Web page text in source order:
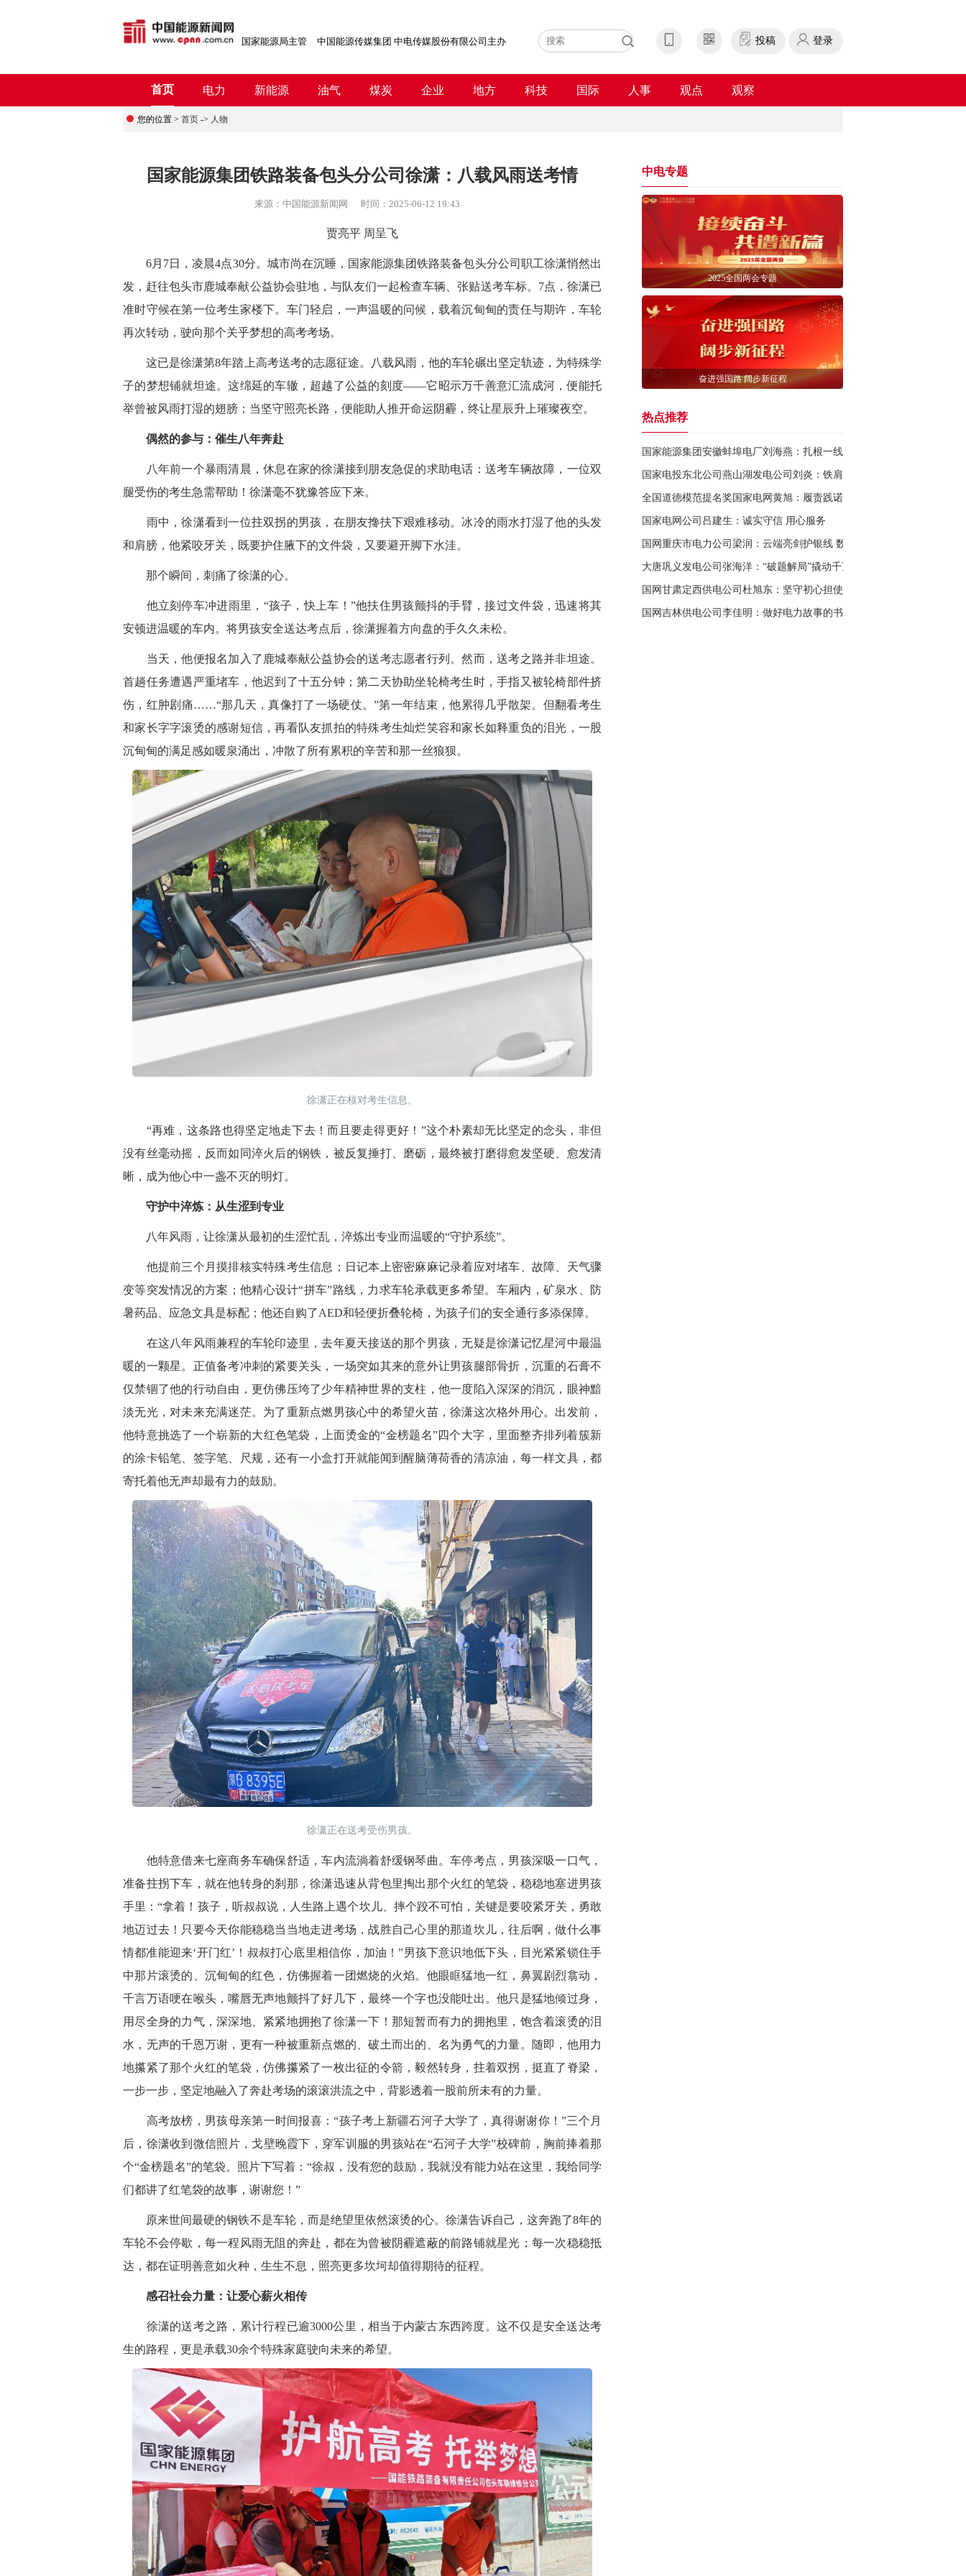
国家能源局主管 中国能源传媒集团 中电传媒股份有限公司主办 投稿 登录
首页 电力 新能源 油气 煤炭 企业 地方 科技 国际 人事 观点 观察
您的位置 > 首页 -> 人物
国家能源集团铁路装备包头分公司徐潇：八载风雨送考情
来源： 中国能源新闻网 时间： 2025-06-12 19:43
贾亮平 周呈飞
6月7日，凌晨4点30分。城市尚在沉睡，国家能源集团铁路装备包头分公司职工徐潇悄然出
发，赶往包头市鹿城奉献公益协会驻地，与队友们一起检查车辆、张贴送考车标。7点，徐潇已
准时守候在第一位考生家楼下。车门轻启，一声温暖的问候，载着沉甸甸的责任与期许，车轮
再次转动，驶向那个关乎梦想的高考考场。
这已是徐潇第8年踏上高考送考的志愿征途。八载风雨，他的车轮碾出坚定轨迹，为特殊学
子的梦想铺就坦途。这绵延的车辙，超越了公益的刻度——它昭示万千善意汇流成河，便能托
举曾被风雨打湿的翅膀；当坚守照亮长路，便能助人推开命运阴霾，终让星辰升上璀璨夜空。
偶然的参与：催生八年奔赴
八年前一个暴雨清晨，休息在家的徐潇接到朋友急促的求助电话：送考车辆故障，一位双
腿受伤的考生急需帮助！徐潇毫不犹豫答应下来。
雨中，徐潇看到一位拄双拐的男孩，在朋友搀扶下艰难移动。冰冷的雨水打湿了他的头发
和肩膀，他紧咬牙关，既要护住腋下的文件袋，又要避开脚下水洼。
那个瞬间，刺痛了徐潇的心。
他立刻停车冲进雨里，“孩子，快上车！”他扶住男孩颤抖的手臂，接过文件袋，迅速将其
安顿进温暖的车内。将男孩安全送达考点后，徐潇握着方向盘的手久久未松。
当天，他便报名加入了鹿城奉献公益协会的送考志愿者行列。然而，送考之路并非坦途。
首趟任务遭遇严重堵车，他迟到了十五分钟；第二天协助坐轮椅考生时，手指又被轮椅部件挤
伤，红肿剧痛……“那几天，真像打了一场硬仗。”第一年结束，他累得几乎散架。但翻看考生
和家长字字滚烫的感谢短信，再看队友抓拍的特殊考生灿烂笑容和家长如释重负的泪光，一股
沉甸甸的满足感如暖泉涌出，冲散了所有累积的辛苦和那一丝狼狈。
徐潇正在核对考生信息。
“再难，这条路也得坚定地走下去！而且要走得更好！”这个朴素却无比坚定的念头，非但
没有丝毫动摇，反而如同淬火后的钢铁，被反复捶打、磨砺，最终被打磨得愈发坚硬、愈发清
晰，成为他心中一盏不灭的明灯。
守护中淬炼：从生涩到专业
八年风雨，让徐潇从最初的生涩忙乱，淬炼出专业而温暖的“守护系统”。
他提前三个月摸排核实特殊考生信息；日记本上密密麻麻记录着应对堵车、故障、天气骤
变等突发情况的方案；他精心设计“拼车”路线，力求车轮承载更多希望。车厢内，矿泉水、防
暑药品、应急文具是标配；他还自购了AED和轻便折叠轮椅，为孩子们的安全通行多添保障。
在这八年风雨兼程的车轮印迹里，去年夏天接送的那个男孩，无疑是徐潇记忆星河中最温
暖的一颗星。正值备考冲刺的紧要关头，一场突如其来的意外让男孩腿部骨折，沉重的石膏不
仅禁锢了他的行动自由，更仿佛压垮了少年精神世界的支柱，他一度陷入深深的消沉，眼神黯
淡无光，对未来充满迷茫。为了重新点燃男孩心中的希望火苗，徐潇这次格外用心。出发前，
他特意挑选了一个崭新的大红色笔袋，上面烫金的“金榜题名”四个大字，里面整齐排列着簇新
的涂卡铅笔、签字笔、尺规，还有一小盒打开就能闻到醒脑薄荷香的清凉油，每一样文具，都
寄托着他无声却最有力的鼓励。
徐潇正在送考受伤男孩。
他特意借来七座商务车确保舒适，车内流淌着舒缓钢琴曲。车停考点，男孩深吸一口气，
准备拄拐下车，就在他转身的刹那，徐潇迅速从背包里掏出那个火红的笔袋，稳稳地塞进男孩
手里：“拿着！孩子，听叔叔说，人生路上遇个坎儿、摔个跤不可怕，关键是要咬紧牙关，勇敢
地迈过去！只要今天你能稳稳当当地走进考场，战胜自己心里的那道坎儿，往后啊，做什么事
情都准能迎来‘开门红’！叔叔打心底里相信你，加油！”男孩下意识地低下头，目光紧紧锁住手
中那片滚烫的、沉甸甸的红色，仿佛握着一团燃烧的火焰。他眼眶猛地一红，鼻翼剧烈翕动，
千言万语哽在喉头，嘴唇无声地颤抖了好几下，最终一个字也没能吐出。他只是猛地倾过身，
用尽全身的力气，深深地、紧紧地拥抱了徐潇一下！那短暂而有力的拥抱里，饱含着滚烫的泪
水，无声的千恩万谢，更有一种被重新点燃的、破土而出的、名为勇气的力量。随即，他用力
地攥紧了那个火红的笔袋，仿佛攥紧了一枚出征的令箭，毅然转身，拄着双拐，挺直了脊梁，
一步一步，坚定地融入了奔赴考场的滚滚洪流之中，背影透着一股前所未有的力量。
高考放榜，男孩母亲第一时间报喜：“孩子考上新疆石河子大学了，真得谢谢你！”三个月
后，徐潇收到微信照片，戈壁晚霞下，穿军训服的男孩站在“石河子大学”校碑前，胸前捧着那
个“金榜题名”的笔袋。照片下写着：“徐叔，没有您的鼓励，我就没有能力站在这里，我给同学
们都讲了红笔袋的故事，谢谢您！”
原来世间最硬的钢铁不是车轮，而是绝望里依然滚烫的心。徐潇告诉自己，这奔跑了8年的
车轮不会停歇，每一程风雨无阻的奔赴，都在为曾被阴霾遮蔽的前路铺就星光；每一次稳稳抵
达，都在证明善意如火种，生生不息，照亮更多坎坷却值得期待的征程。
感召社会力量：让爱心薪火相传
徐潇的送考之路，累计行程已逾3000公里，相当于内蒙古东西跨度。这不仅是安全送达考
生的路程，更是承载30余个特殊家庭驶向未来的希望。
中电专题
2025全国两会专题
奋进强国路 阔步新征程
热点推荐
国家能源集团安徽蚌埠电厂刘海燕：扎根一线 甘当青年领路人
国家电投东北公司燕山湖发电公司刘炎：铁肩担责护安澜
全国道德模范提名奖国家电网黄旭：履责践诺保电为民
国家电网公司吕建生：诚实守信 用心服务
国网重庆市电力公司梁润：云端亮剑护银线 数字尖兵铸盾牌
大唐巩义发电公司张海洋：“破题解局”撬动千万效益
国网甘肃定西供电公司杜旭东：坚守初心担使命 砥砺奋进绽光芒
国网吉林供电公司李佳明：做好电力故事的书写者和传播者